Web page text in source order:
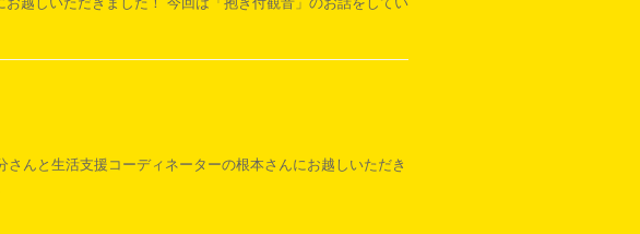
んと生活支援コーディネーターの根本さんにお越しいただき